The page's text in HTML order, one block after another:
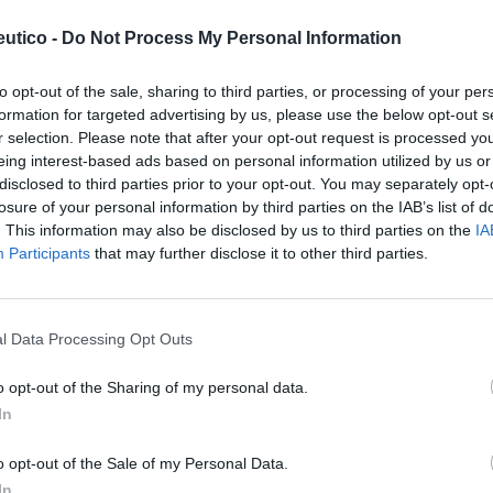
- Do Not Process My Personal Information
opt-out of the sale, sharing to third parties, or processing of your
for targeted advertising by us, please use the below opt-out
selection. Please note that after your opt-out request is processed
interest-based ads based on personal information utilized by us
to third parties prior to your opt-out. You may separately
of your personal information by third parties on the IAB’s list of
This information may also be disclosed by us to third parties on the
Participants that may further disclose it to other third parties.
Data Processing Opt Outs
opt-out of the Sharing of my personal data.
opt-out of the Sale of my Personal Data.
de venta en farmacia».
cada diez catalanes prefiere las plantas de
venta en otros establecimientos. A este
pasado las plantas medicinales con
dispensar en farmacias.
fuente preferida de Google
de actualidad.
ACTIVAR AHORA
obesidad